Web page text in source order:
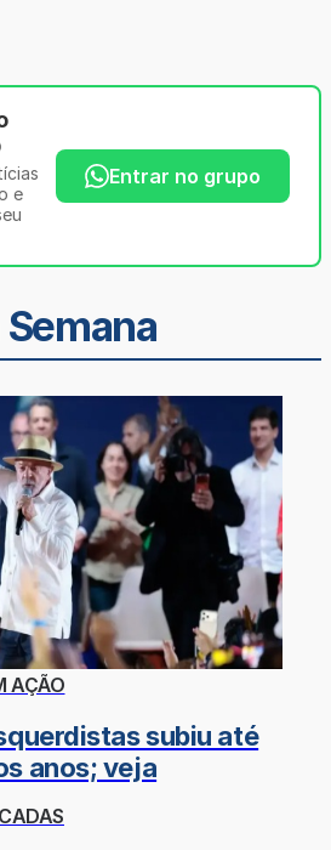
e
Entrar no grupo
AÇÃO
subiu até
anos; veja